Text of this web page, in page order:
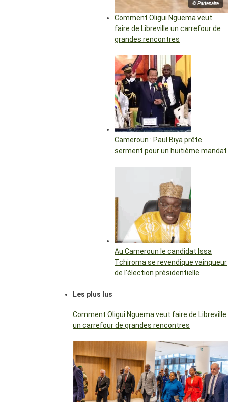
© Partenaire
Comment Oligui Nguema veut
faire de Libreville un carrefour de
grandes rencontres
Cameroun : Paul Biya prête
serment pour un huitième mandat
Au Cameroun le candidat Issa
Tchiroma se revendique vainqueur
de l’élection présidentielle
Les plus lus
Comment Oligui Nguema veut faire de Libreville
un carrefour de grandes rencontres